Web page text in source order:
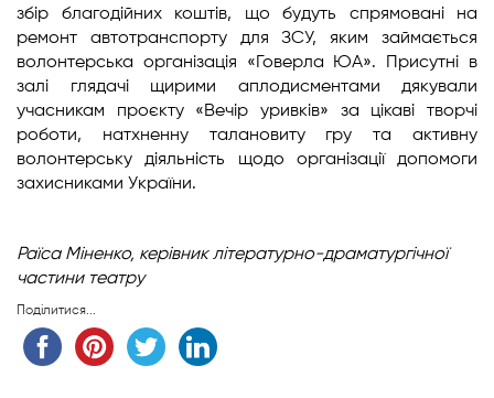
збір благодійних коштів, що будуть спрямовані на
ремонт автотранспорту для ЗСУ, яким займається
волонтерська організація «Говерла ЮА». Присутні в
залі глядачі щирими аплодисментами дякували
учасникам проєкту «Вечір уривків» за цікаві творчі
роботи, натхненну талановиту гру та активну
волонтерську діяльність щодо організації допомоги
захисниками України.
Раїса Міненко, керівник літературно-драматургічної
частини театру
Поділитися...